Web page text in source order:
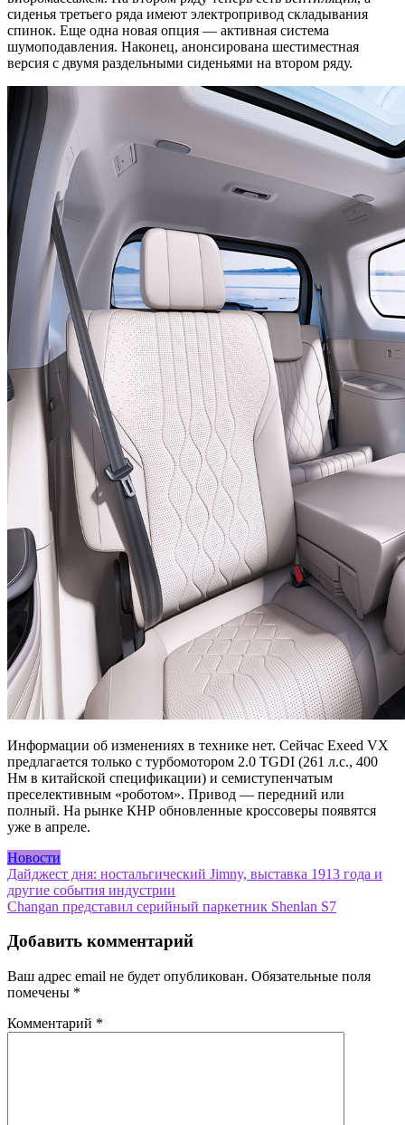
сиденья третьего ряда имеют электропривод складывания
спинок. Еще одна новая опция — активная система
шумоподавления. Наконец, анонсирована шестиместная
версия с двумя раздельными сиденьями на втором ряду.
Информации об изменениях в технике нет. Сейчас Exeed VX
предлагается только с турбомотором 2.0 TGDI (261 л.с., 400
Нм в китайской спецификации) и семиступенчатым
преселективным «роботом». Привод — передний или
полный. На рынке КНР обновленные кроссоверы появятся
уже в апреле.
Новости
Навигация
по
Дайджест дня: ностальгический Jimny, выставка 1913 года и
другие события индустрии
Changan представил серийный паркетник Shenlan S7
Добавить комментарий
Ваш адрес email не будет опубликован. Обязательные поля
помечены *
Комментарий *